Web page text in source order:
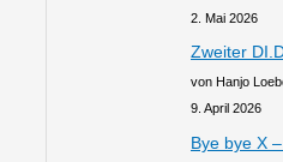
2. Mai 2026
Zweiter
von Hanjo
9. April 2026
Bye bye X